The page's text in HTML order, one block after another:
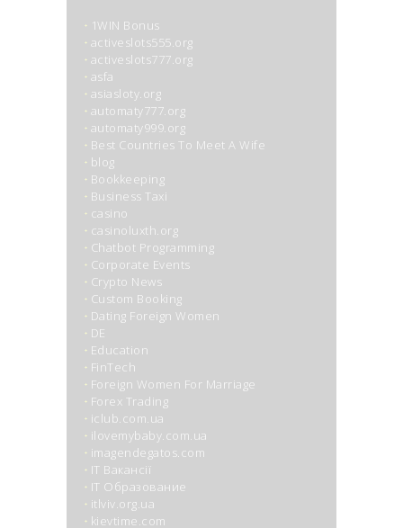
1WIN Bonus
activeslots555.org
activeslots777.org
asfa
asiasloty.org
automaty777.org
automaty999.org
Best Countries To Meet A Wife
blog
Bookkeeping
Business Taxi
casino
casinoluxth.org
Chatbot Programming
Corporate Events
Crypto News
Custom Booking
Dating Foreign Women
DE
Education
FinTech
Foreign Women For Marriage
Forex Trading
iclub.com.ua
ilovemybaby.com.ua
imagendegatos.com
IT Вакансії
IT Образование
itlviv.org.ua
kievtime.com